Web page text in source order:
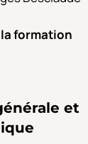
formation
et